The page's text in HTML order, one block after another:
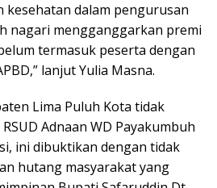
kesehatan dalam pengurusan
nagari mengganggarkan premi
termasuk peserta dengan
lanjut Yulia Masna.
Lima Puluh Kota tidak
Adnaan WD Payakumbuh
ini dibuktikan dengan tidak
hutang masyarakat yang